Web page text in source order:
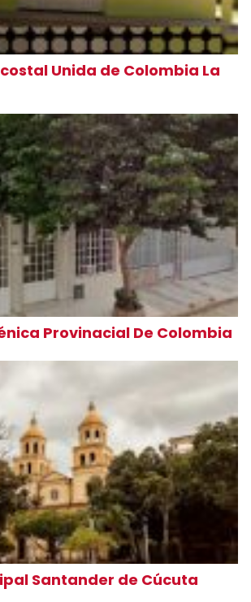
Unida de Colombia La
Provinacial De Colombia
Santander de Cúcuta